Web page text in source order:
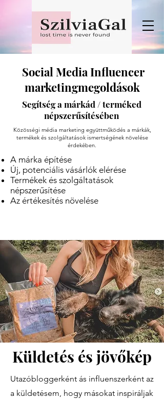
Social Media Influencer
marketingmegoldások
Segítség a márkád / terméked
népszerűsítésében
Közösségi média marketing együttműködés a márkák,
termékek és szolgáltatások ismertségének növelése
érdekében.
A márka építése
Új, potenciális vásárlók elérése
Termékek és szolgáltatások
népszerűsítése
Az értékesítés növelése
Küldetés és jövőkép
Utazóbloggerként ás influenszerként az
a küldetésem, hogy másokat inspiráljak